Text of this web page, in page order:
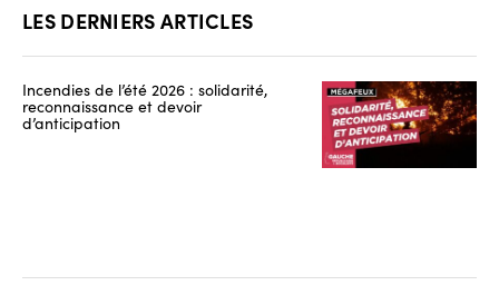
LES DERNIERS ARTICLES
Incendies de l’été 2026 : solidarité,
reconnaissance et devoir
d’anticipation